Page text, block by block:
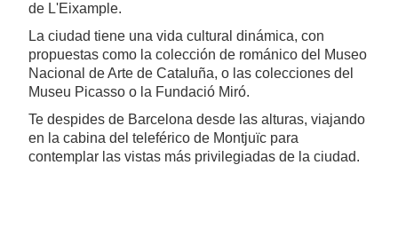
de L'Eixample.
La ciudad tiene una vida cultural dinámica, con
propuestas como la colección de románico del Museo
Nacional de Arte de Cataluña, o las colecciones del
Museu Picasso o la Fundació Miró.
Te despides de Barcelona desde las alturas, viajando
en la cabina del teleférico de Montjuïc para
contemplar las vistas más privilegiadas de la ciudad.